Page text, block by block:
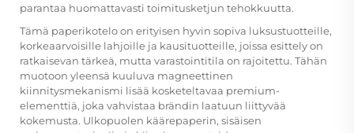
parantaa huomattavasti toimitusketjun tehokkuutta.
Tämä paperikotelo on erityisen hyvin sopiva luksustuotteille,
korkeaarvoisille lahjoille ja kausituotteille, joissa esittely on
ratkaisevan tärkeä, mutta varastointitila on rajoitettu. Tähän
muotoon yleensä kuuluva magneettinen
kiinnitysmekanismi lisää kosketeltavaa premium-
elementtiä, joka vahvistaa brändin laatuun liittyvää
kokemusta. Ulkopuolen käärepaperin, sisäisen